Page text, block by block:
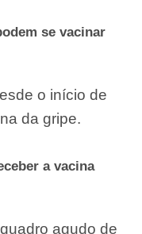
se vacinar
o início de
da gripe.
a vacina
agudo de